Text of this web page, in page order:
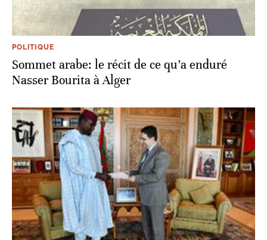
POLITIQUE
Sommet arabe: le récit de ce qu’a enduré
Nasser Bourita à Alger